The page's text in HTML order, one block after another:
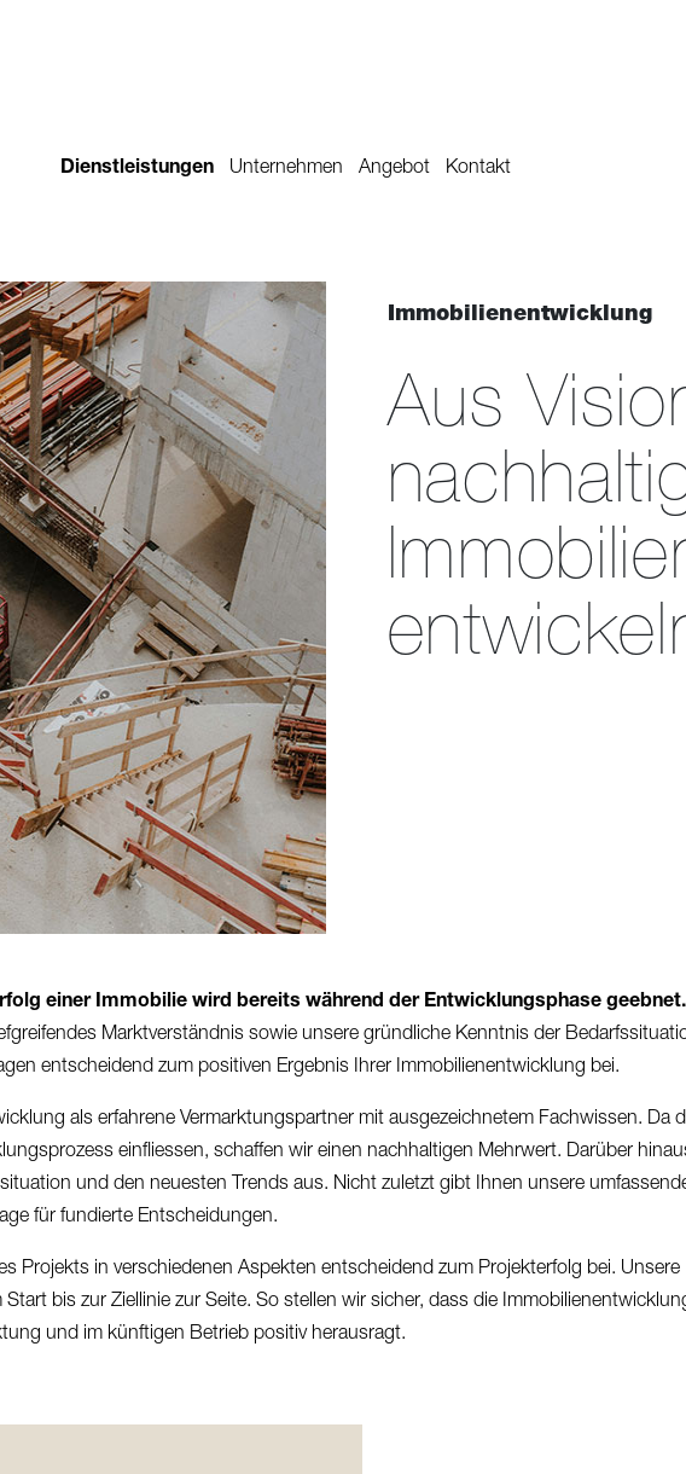
Dienstleistungen Unternehmen Angebot Kontakt
Immobilienentwicklung
Aus
einer Immobilie wird bereits während der Entwicklungsphase geebnet.
Marktverständnis sowie unsere gründliche Kenntnis der
entscheidend zum positiven Ergebnis Ihrer Immobilienentwicklung bei.
als erfahrene Vermarktungspartner mit ausgezeichnetem Fachwissen. Da
einfliessen, schaffen wir einen nachhaltigen Mehrwert. Darüber
und den neuesten Trends aus. Nicht zuletzt gibt Ihnen unsere
für fundierte Entscheidungen.
Projekts in verschiedenen Aspekten entscheidend zum Projekterfolg bei. Unsere
bis zur Ziellinie zur Seite. So stellen wir sicher, dass die
und im künftigen Betrieb positiv herausragt.